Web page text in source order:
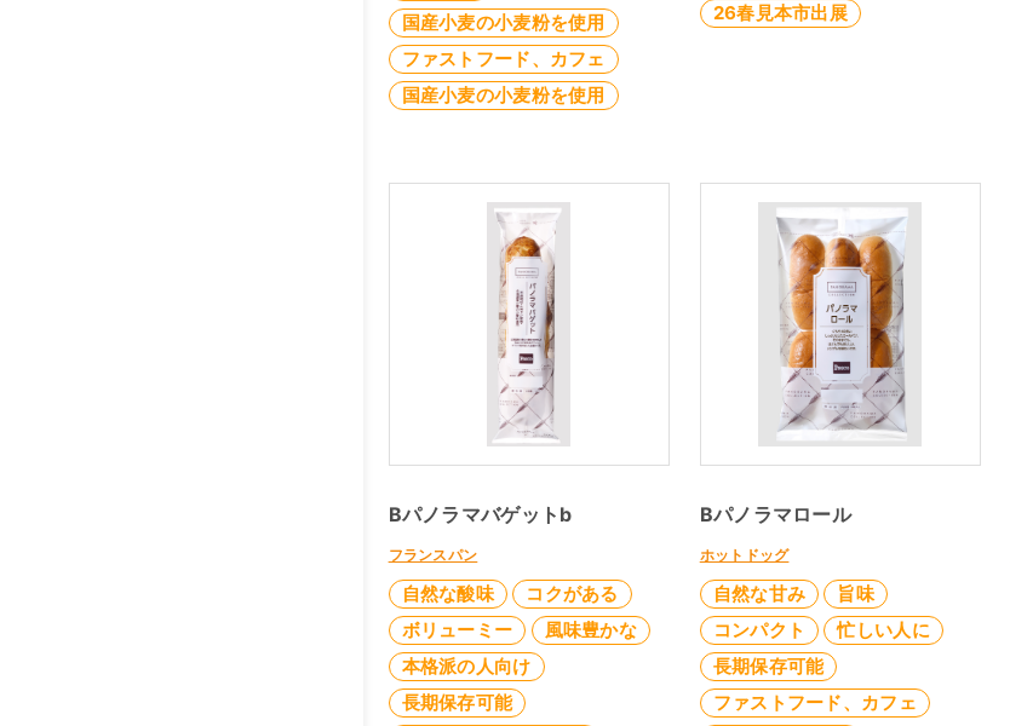
国産小麦の小麦粉を使用
ファストフード、カフェ
国産小麦の小麦粉を使用
26春見本市出展
Bパノラマバゲットb
フランスパン
自然な酸味
コクがある
ボリューミー
風味豊かな
本格派の人向け
長期保存可能
Bパノラマロール
ホットドッグ
自然な甘み
旨味
コンパクト
忙しい人に
長期保存可能
ファストフード、カフェ